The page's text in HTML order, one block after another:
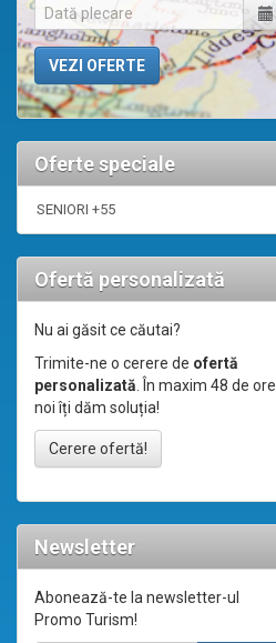
Oferte speciale
SENIORI +55
Ofertă personalizată
Nu ai găsit ce căutai?
Trimite-ne o cerere de ofertă
personalizată. În maxim 48 de ore
noi îți dăm soluția!
Cerere ofertă!
Newsletter
Abonează-te la newsletter-ul
Promo Turism!